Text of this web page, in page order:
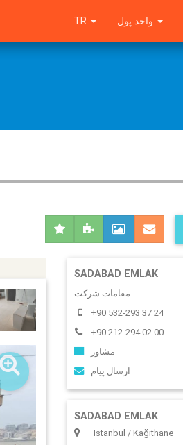
TR
SADABAD EMLAK
مقامات شرکت
+90 532-293 37 24
+90 212-294 02 00
مشاور
ارسال پیام
SADABAD EMLAK
Istanbul / Kağıthane